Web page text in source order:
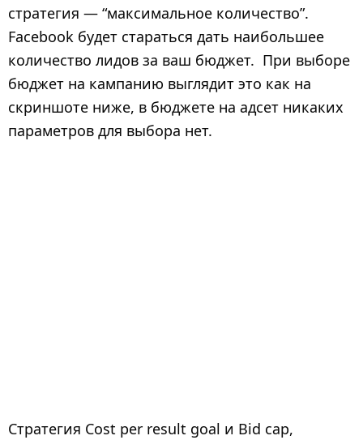
стратегия — “максимальное количество”.
Facebook будет стараться дать наибольшее
количество лидов за ваш бюджет. При выборе
бюджет на кампанию выглядит это как на
скриншоте ниже, в бюджете на адсет никаких
параметров для выбора нет.
Стратегия Cost per result goal и Bid cap,